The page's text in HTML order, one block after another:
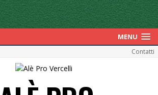
MENU
Contatti